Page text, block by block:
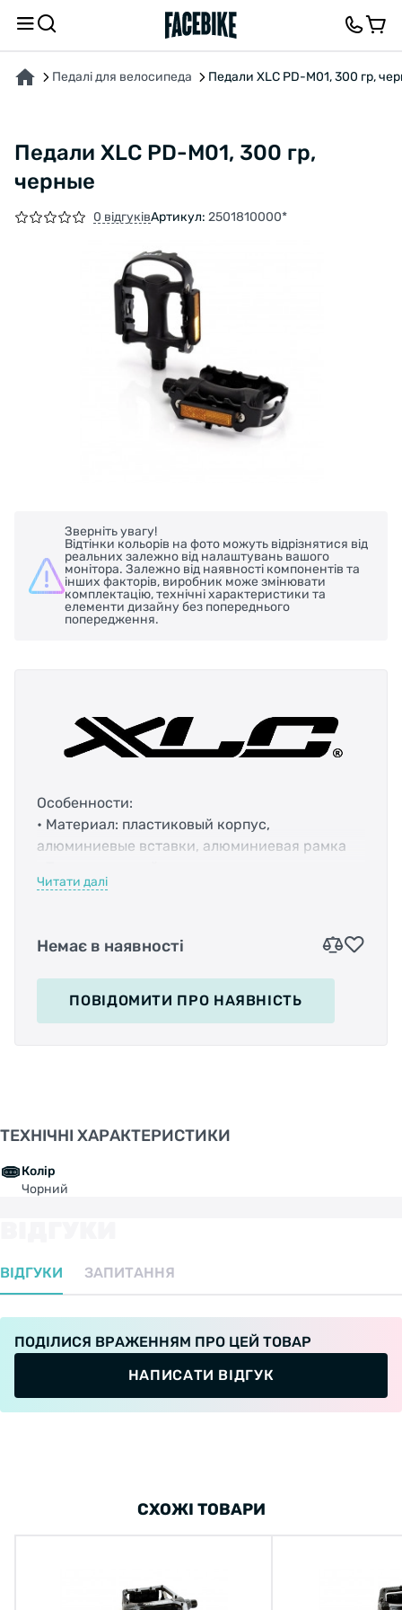
Педалі для велосипеда Педали XLC PD-M01, 300 гр,
Педали XLC PD-M01, 300 гр,
черные
0 відгуківАртикул: 2501810000*
Зверніть увагу!
Відтінки кольорів на фото можуть відрізнятися від
реальних залежно від налаштувань вашого
монітора. Залежно від наявності компонентів та
інших факторів, виробник може змінювати
комплектацію, технічні характеристики та
елементи дизайну без попереднього
попередження.
Особенности:
• Материал: пластиковый корпус,
алюминиевые вставки, алюминиевая рамка
• Размеры: 102 х 63 мм
Читати далі
Немає в наявності
ПОВІДОМИТИ ПРО НАЯВНІСТЬ
ТЕХНІЧНІ ХАРАКТЕРИСТИКИ
Колір
Чорний
ВІДГУКИ ЗАПИТАННЯ
ПОДІЛИСЯ ВРАЖЕННЯМ ПРО ЦЕЙ ТОВАР
НАПИСАТИ ВІДГУК
ПРО ТОВАР ХАРАКТЕРИСТИКИВІДГУКИ ТА ЗАПИТАННЯ
СХОЖІ ТОВАРИ